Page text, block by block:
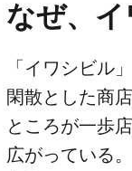
なぜ、​イ
「イワシビル
閑散とした​商
ところが​一歩
広がっている